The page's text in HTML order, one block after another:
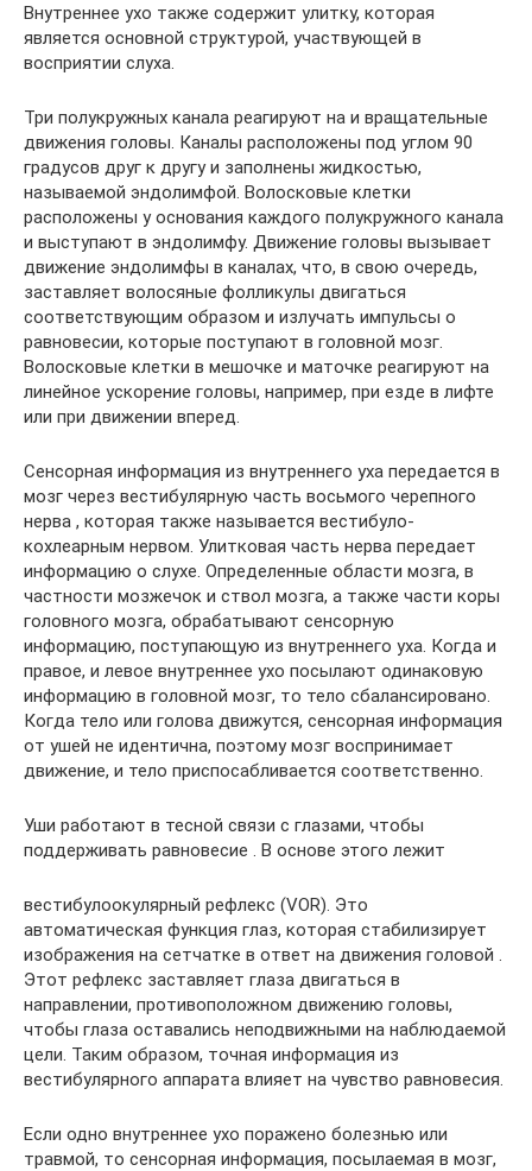
Внутреннее ухо также содержит улитку, которая
является основной структурой, участвующей в
восприятии слуха.
Три полукружных канала реагируют на и вращательные
движения головы. Каналы расположены под углом 90
градусов друг к другу и заполнены жидкостью,
называемой эндолимфой. Волосковые клетки
расположены у основания каждого полукружного канала
и выступают в эндолимфу. Движение головы вызывает
движение эндолимфы в каналах, что, в свою очередь,
заставляет волосяные фолликулы двигаться
соответствующим образом и излучать импульсы о
равновесии, которые поступают в головной мозг.
Волосковые клетки в мешочке и маточке реагируют на
линейное ускорение головы, например, при езде в лифте
или при движении вперед.
Сенсорная информация из внутреннего уха передается в
мозг через вестибулярную часть восьмого черепного
нерва , которая также называется вестибуло-
кохлеарным нервом. Улитковая часть нерва передает
информацию о слухе. Определенные области мозга, в
частности мозжечок и ствол мозга, а также части коры
головного мозга, обрабатывают сенсорную
информацию, поступающую из внутреннего уха. Когда и
правое, и левое внутреннее ухо посылают одинаковую
информацию в головной мозг, то тело сбалансировано.
Когда тело или голова движутся, сенсорная информация
от ушей не идентична, поэтому мозг воспринимает
движение, и тело приспосабливается соответственно.
Уши работают в тесной связи с глазами, чтобы
поддерживать равновесие . В основе этого лежит
вестибулоокулярный рефлекс (VOR). Это
автоматическая функция глаз, которая стабилизирует
изображения на сетчатке в ответ на движения головой .
Этот рефлекс заставляет глаза двигаться в
направлении, противоположном движению головы,
чтобы глаза оставались неподвижными на наблюдаемой
цели. Таким образом, точная информация из
вестибулярного аппарата влияет на чувство равновесия.
Если одно внутреннее ухо поражено болезнью или
травмой, то сенсорная информация, посылаемая в мозг,